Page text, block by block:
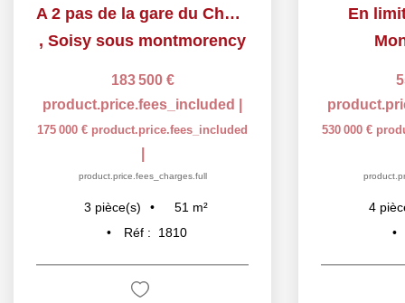
A 2 pas de la gare du Champ de Course d'Enghien
, Soisy sous montmorency
183 500 €
product.price.fees_included
175 000 € product.price.fees_included
product.price.fees_charges.full
3 pièce(s) 51 m²
Réf :
1810
En
530 000 €
4